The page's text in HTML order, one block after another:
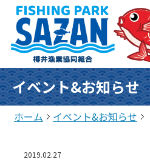
イベント&お知らせ
ホーム イベント&お知らせ
2019.02.27